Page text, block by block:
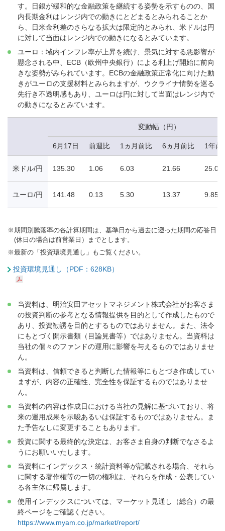
す。日銀が緩和的な金融政策を継続する姿勢を示すものの、国
内長期金利はレンジ内での動きにとどまるとみられることか
ら、日米金利差のさらなる拡大は限定的とみられ、米ドルは円
に対して当面はレンジ内での動きになるとみています。
ユーロ：域内インフレ率が上昇を続け、景気に対する悪影響が
懸念される中、ECB（欧州中央銀行）による利上げ開始に前向
きな姿勢がみられています。ECBの金融政策正常化に向けた動
きがユーロの支援材料とみられますが、ウクライナ情勢を巡る
先行き不透明感もあり、ユーロは円に対して当面はレンジ内で
の動きになるとみています。
変動幅（円）
6月17日 前週比 1ヵ月前比 6ヵ月前比 1年前
米ドル/円 135.30 1.06 6.03 21.66 25.07
ユーロ/円 141.48 0.13 5.30 13.37 9.85
※期間別騰落率の各計算期間は、基準日から過去に遡った期間の応答日
(休日の場合は前営業日）までとします。
※最新の「投資環境見通し」もご覧ください。
投資環境見通し（PDF：628KB）
当資料は、明治安田アセットマネジメント株式会社がお客さま
の投資判断の参考となる情報提供を目的として作成したもので
あり、投資勧誘を目的とするものではありません。また、法令
にもとづく開示書類（目論見書等）ではありません。当資料は
当社の個々のファンドの運用に影響を与えるものではありませ
ん。
当資料は、信頼できると判断した情報等にもとづき作成してい
ますが、内容の正確性、完全性を保証するものではありませ
ん。
当資料の内容は作成日における当社の見解に基づいており、将
来の運用成果を示唆あるいは保証するものではありません。ま
た予告なしに変更することもあります。
投資に関する最終的な決定は、お客さま自身の判断でなさるよ
うにお願いいたします。
当資料にインデックス・統計資料等が記載される場合、それら
に関する著作権等の一切の権利は、それらを作成・公表してい
る各主体に帰属します。
使用インデックスについては、マーケット見通し（総合）の最
終ページをご確認ください。
https://www.myam.co.jp/market/report/